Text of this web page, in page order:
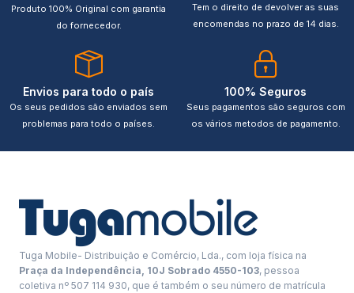
Produto 100% Original com garantia
do fornecedor.
Tem o direito de devolver as suas
encomendas no prazo de 14 dias.
Envios para todo o país
Os seus pedidos são enviados sem
problemas para todo o países.
100% Seguros
Seus pagamentos são seguros com
os vários metodos de pagamento.
Tuga Mobile- Distribuição e Comércio, Lda., com loja física na
Praça da Independência, 10J Sobrado 4550-103, pessoa
coletiva nº 507 114 930, que é também o seu número de matrícula